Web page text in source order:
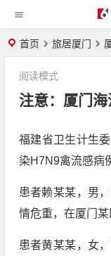
首页 旅居厦门
注意：厦门
阅读模式
福建省卫生计生
染H7N9禽流感病
患者赖某某，男
情危重，在厦门某
患者黄某某，女